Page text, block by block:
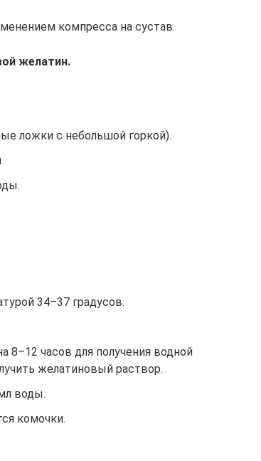
компресса на сустав.
желатин.
ложки с небольшой горкой).
34–37 градусов.
8–12 часов для получения водной
желатиновый раствор.
воды.
комочки.